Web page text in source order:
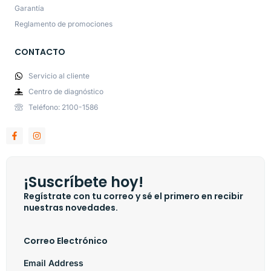
Garantía
Reglamento de promociones
CONTACTO
Servicio al cliente
Centro de diagnóstico
Teléfono: 2100-1586
¡Suscríbete hoy!
Regístrate con tu correo y sé el primero en recibir
nuestras novedades.
Correo Electrónico
Email Address